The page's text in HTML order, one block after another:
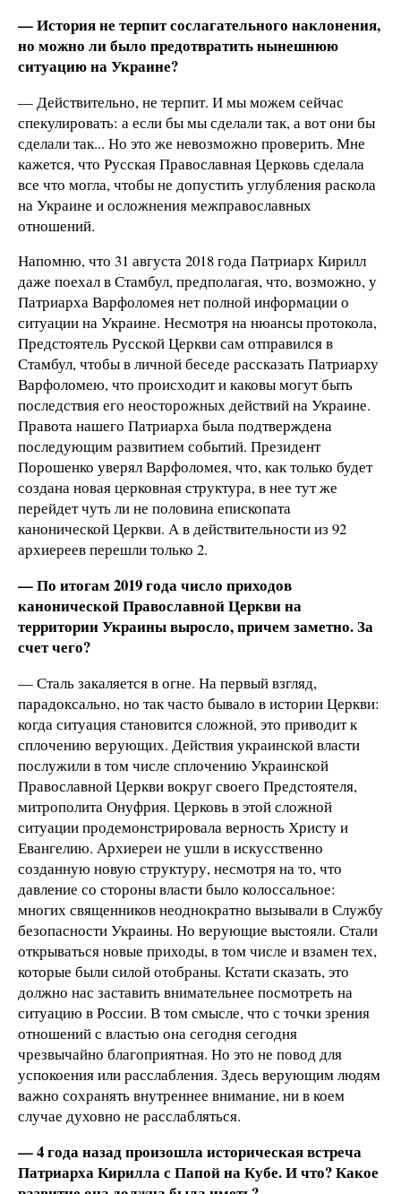
— История не терпит сослагательного наклонения,
но можно ли было предотвратить нынешнюю
ситуацию на Украине?
— Действительно, не терпит. И мы можем сейчас
спекулировать: а если бы мы сделали так, а вот они бы
сделали так... Но это же невозможно проверить. Мне
кажется, что Русская Православная Церковь сделала
все что могла, чтобы не допустить углубления раскола
на Украине и осложнения межправославных
отношений.
Напомню, что 31 августа 2018 года Патриарх Кирилл
даже поехал в Стамбул, предполагая, что, возможно, у
Патриарха Варфоломея нет полной информации о
ситуации на Украине. Несмотря на нюансы протокола,
Предстоятель Русской Церкви сам отправился в
Стамбул, чтобы в личной беседе рассказать Патриарху
Варфоломею, что происходит и каковы могут быть
последствия его неосторожных действий на Украине.
Правота нашего Патриарха была подтверждена
последующим развитием событий. Президент
Порошенко уверял Варфоломея, что, как только будет
создана новая церковная структура, в нее тут же
перейдет чуть ли не половина епископата
канонической Церкви. А в действительности из 92
архиереев перешли только 2.
— По итогам 2019 года число приходов
канонической Православной Церкви на
территории Украины выросло, причем заметно. За
счет чего?
— Сталь закаляется в огне. На первый взгляд,
парадоксально, но так часто бывало в истории Церкви:
когда ситуация становится сложной, это приводит к
сплочению верующих. Действия украинской власти
послужили в том числе сплочению Украинской
Православной Церкви вокруг своего Предстоятеля,
митрополита Онуфрия. Церковь в этой сложной
ситуации продемонстрировала верность Христу и
Евангелию. Архиереи не ушли в искусственно
созданную новую структуру, несмотря на то, что
давление со стороны власти было колоссальное:
многих священников неоднократно вызывали в Службу
безопасности Украины. Но верующие выстояли. Стали
открываться новые приходы, в том числе и взамен тех,
которые были силой отобраны. Кстати сказать, это
должно нас заставить внимательнее посмотреть на
ситуацию в России. В том смысле, что с точки зрения
отношений с властью она сегодня сегодня
чрезвычайно благоприятная. Но это не повод для
успокоения или расслабления. Здесь верующим людям
важно сохранять внутреннее внимание, ни в коем
случае духовно не расслабляться.
— 4 года назад произошла историческая встреча
Патриарха Кирилла с Папой на Кубе. И что? Какое